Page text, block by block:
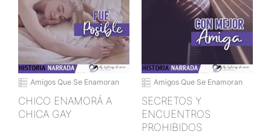
Amigos Que Se Enamoran
CHICO ENAMORÁ A
CHICA GAY
Amigos Que Se Enamoran
SECRETOS Y
ENCUENTROS
PROHIBIDOS